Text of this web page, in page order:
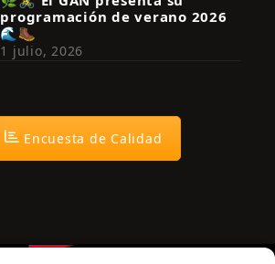
programación de verano 2026
🌊🥾
1 julio, 2026
Encuesta de Calidad